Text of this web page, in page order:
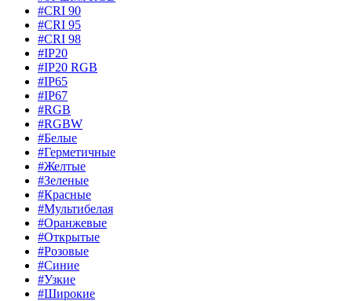
#CRI 90
#CRI 95
#CRI 98
#IP20
#IP20 RGB
#IP65
#IP67
#RGB
#RGBW
#Белые
#Герметичные
#Желтые
#Зеленые
#Красные
#Мультибелая
#Оранжевые
#Открытые
#Розовые
#Синие
#Узкие
#Широкие